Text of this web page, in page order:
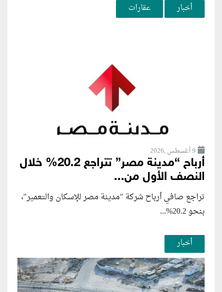
أخبار عقارات
9 أغسطس ,2026
أرباح “مدينة مصر” تتراجع 20.2% خلال
النصف الأول من...
تراجع صافي أرباح شركة "مدينة مصر للإسكان والتعمير"،
بنحو 20.2%...
أخبار